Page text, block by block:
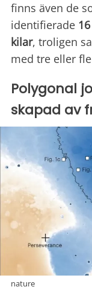
finns även de
identifierade
kilar, troligen
med tre eller
Polygonal
skapad av
nature